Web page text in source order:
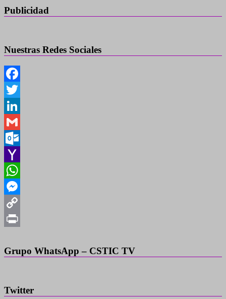
Publicidad
Nuestras Redes Sociales
Facebook
Twitter
LinkedIn
Gmail
Outlook.com
Yahoo
Mail
WhatsApp
Messenger
Copy
Grupo WhatsApp – CSTIC TV
Twitter